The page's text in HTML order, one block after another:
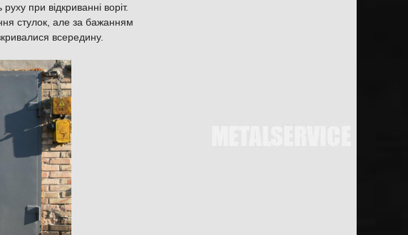
при відкриванні воріт.
стулок, але за бажанням
всередину.